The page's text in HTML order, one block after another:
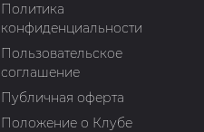
Политика
конфиденциальности
Пользовательское
соглашение
Публичная оферта
Положение о Клубе